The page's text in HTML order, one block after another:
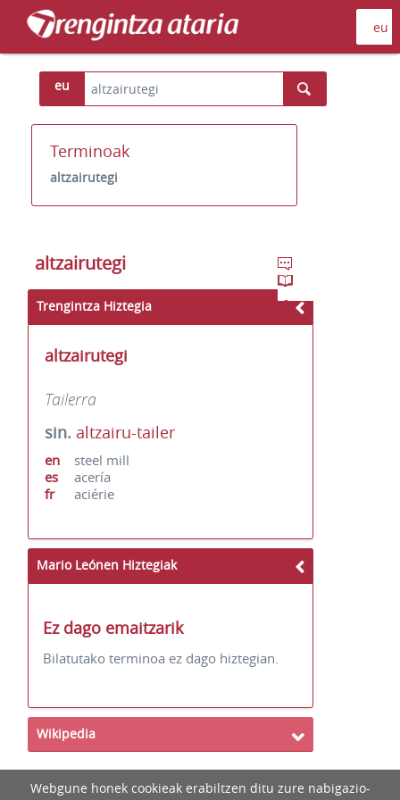
eu
Terminoak
altzairutegi
altzairutegi
Trengintza Hiztegia
altzairutegi
Tailerra
sin. altzairu-tailer
en
steel mill
es
acería
fr
aciérie
Mario Leónen Hiztegiak
Ez dago emaitzarik
Bilatutako terminoa ez dago hiztegian.
Wikipedia
Webgune honek cookieak erabiltzen ditu zure nabigazio-